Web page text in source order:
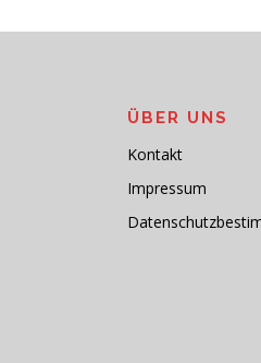
ÜBER UNS
Kontakt
Impressum